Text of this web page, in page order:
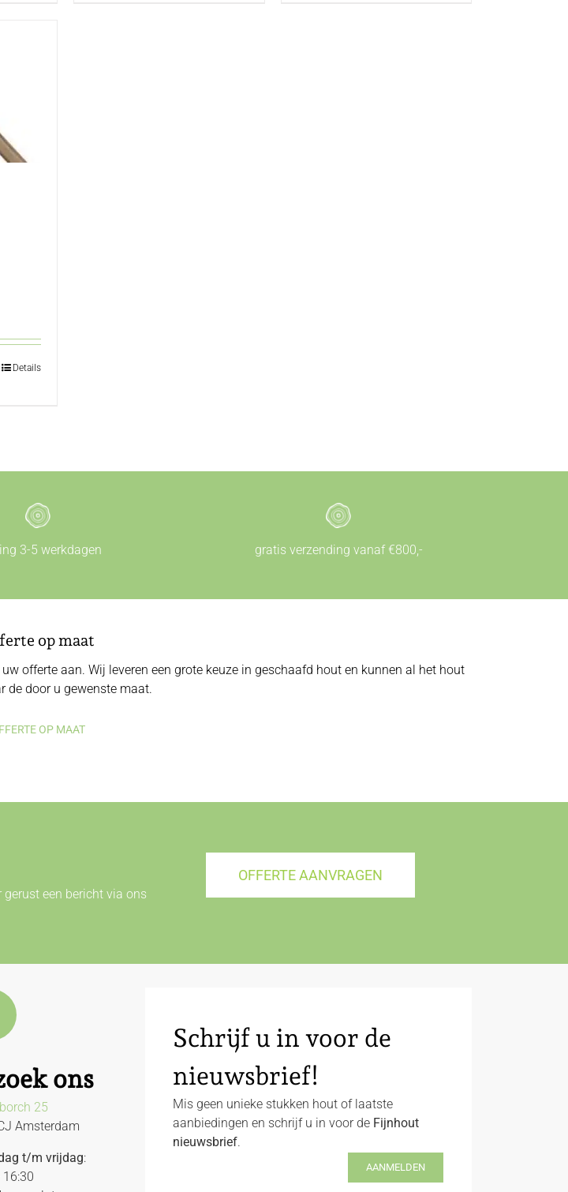
Details
3-5 werkdagen gratis verzending vanaf €800,-
op maat
offerte aan. Wij leveren een grote keuze in geschaafd hout en kunnen al het hout
de door u gewenste maat.
OP MAAT
een bericht via ons
OFFERTE AANVRAGEN
ons
25
Amsterdam
t/m vrijdag:
Schrijf u in voor de
nieuwsbrief!
Mis geen unieke stukken hout of laatste
aanbiedingen en schrijf u in voor de Fijnhout
nieuwsbrief.
AANMELDEN